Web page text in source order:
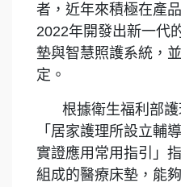
者，近年來積極在產
2022年開發出新一代
墊與智慧照護系統，
定。
根據衛生福利部
「居家護理所設立輔
實證應用常用指引」
組成的醫療床墊，能